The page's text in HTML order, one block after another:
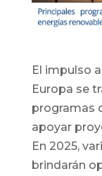
El impulso
Europa se
programas
apoyar
En 2025,
brindarán